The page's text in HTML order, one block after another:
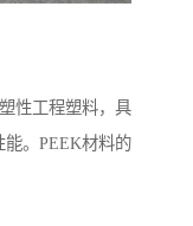
性工程塑料，具
。PEEK材料的